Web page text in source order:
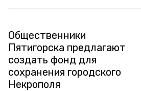
Общественники
Пятигорска предлагают
создать фонд для
сохранения городского
Некрополя